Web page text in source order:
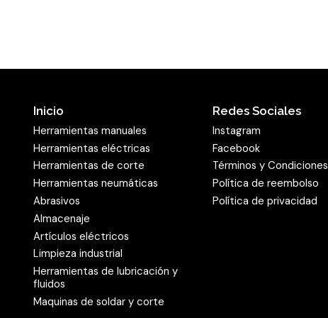
Inicio
Herramientas manuales
Herramientas eléctricas
Herramientas de corte
Herramientas neumáticas
Abrasivos
Almacenaje
Artículos eléctricos
Limpieza industrial
Herramientas de lubricación y
fluidos
Maquinas de soldar y corte
Redes Sociales
Instagram
Facebook
Términos y Condiciones
Política de reembolso
Política de privacidad